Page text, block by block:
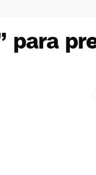
para